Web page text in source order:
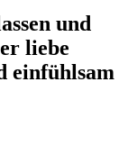
und
liebe
einfühlsam